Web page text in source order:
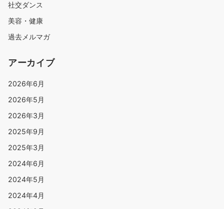
社交ダンス
美容・健康
過去メルマガ
アーカイブ
2026年6月
2026年5月
2026年3月
2025年9月
2025年3月
2024年6月
2024年5月
2024年4月